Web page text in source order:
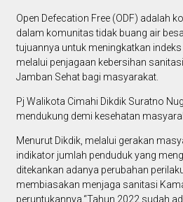
Open Defecation Free (ODF) adalah
dalam komunitas tidak buang air
tujuannya untuk meningkatkan
melalui penjagaan kebersihan
Jamban Sehat bagi masyarakat.
Pj Walikota Cimahi Dikdik Suratno
mendukung demi kesehatan
Menurut Dikdik, melalui gerakan
indikator jumlah penduduk yang
ditekankan adanya perubahan
membiasakan menjaga sanitasi
peruntukannya.“Tahun 2022 sudah